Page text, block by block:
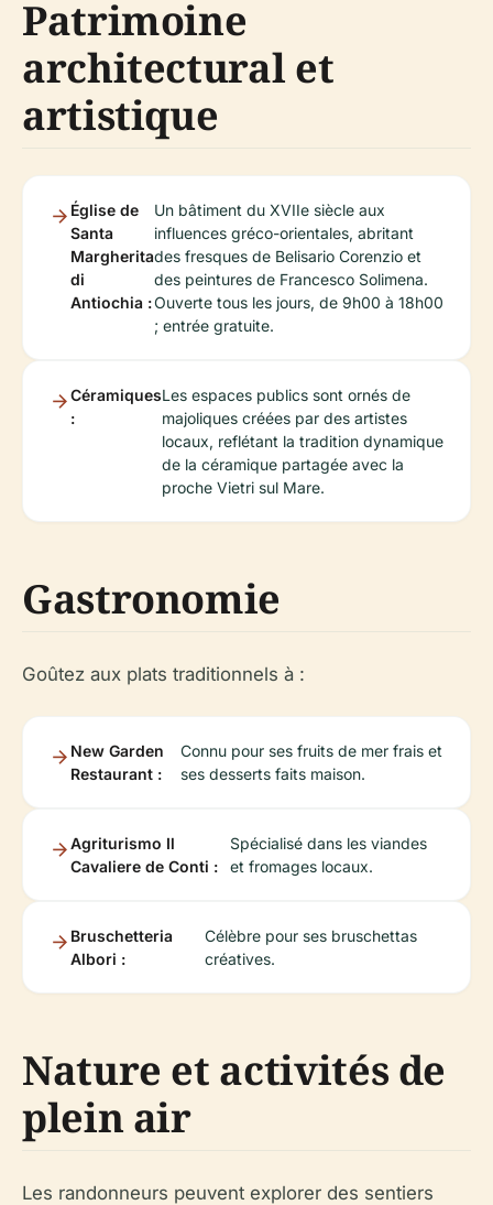
Patrimoine
architectural et
artistique
Église de
Santa
Margherita
di
Antiochia :
Un bâtiment du XVIIe siècle aux
influences gréco-orientales, abritant
des fresques de Belisario Corenzio et
des peintures de Francesco Solimena.
Ouverte tous les jours, de 9h00 à 18h00
; entrée gratuite.
Céramiques
:
Les espaces publics sont ornés de
majoliques créées par des artistes
locaux, reflétant la tradition dynamique
de la céramique partagée avec la
proche Vietri sul Mare.
Gastronomie
Goûtez aux plats traditionnels à :
New Garden
Restaurant :
Connu pour ses fruits de mer frais et
ses desserts faits maison.
Agriturismo Il
Cavaliere de Conti :
Spécialisé dans les viandes
et fromages locaux.
Bruschetteria
Albori :
Célèbre pour ses bruschettas
créatives.
Nature et activités de
plein air
Les randonneurs peuvent explorer des sentiers